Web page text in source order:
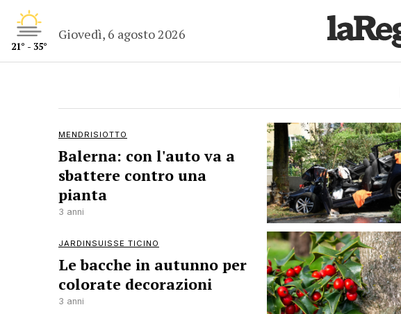
21° - 35°
Giovedì, 6 agosto 2026
MENDRISIOTTO
Balerna: con l'auto va a
sbattere contro una
pianta
3 anni
JARDINSUISSE TICINO
Le bacche in autunno per
colorate decorazioni
3 anni